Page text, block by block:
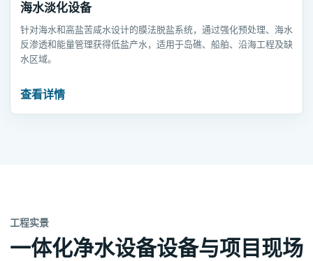
海水淡化设备
针对海水和高盐苦咸水设计的膜法脱盐系统，通过强化预处理、海水
反渗透和能量管理获得低盐产水，适用于岛礁、船舶、沿海工程及缺
水区域。
查看详情
工程实景
一体化净水设备设备与项目现场